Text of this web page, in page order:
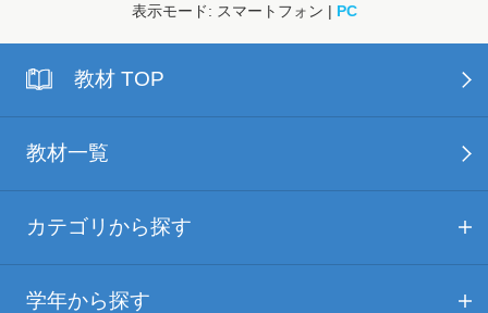
表示モード: スマートフォン | PC
教材 TOP
教材一覧
カテゴリから探す
学年から探す